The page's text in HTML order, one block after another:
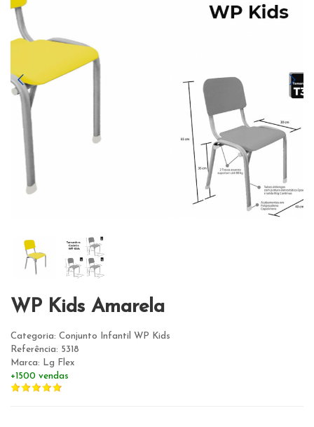
WP Kids Amarela
Categoria: Conjunto Infantil WP Kids
Referência: 5318
Marca: Lg Flex
+1500 vendas